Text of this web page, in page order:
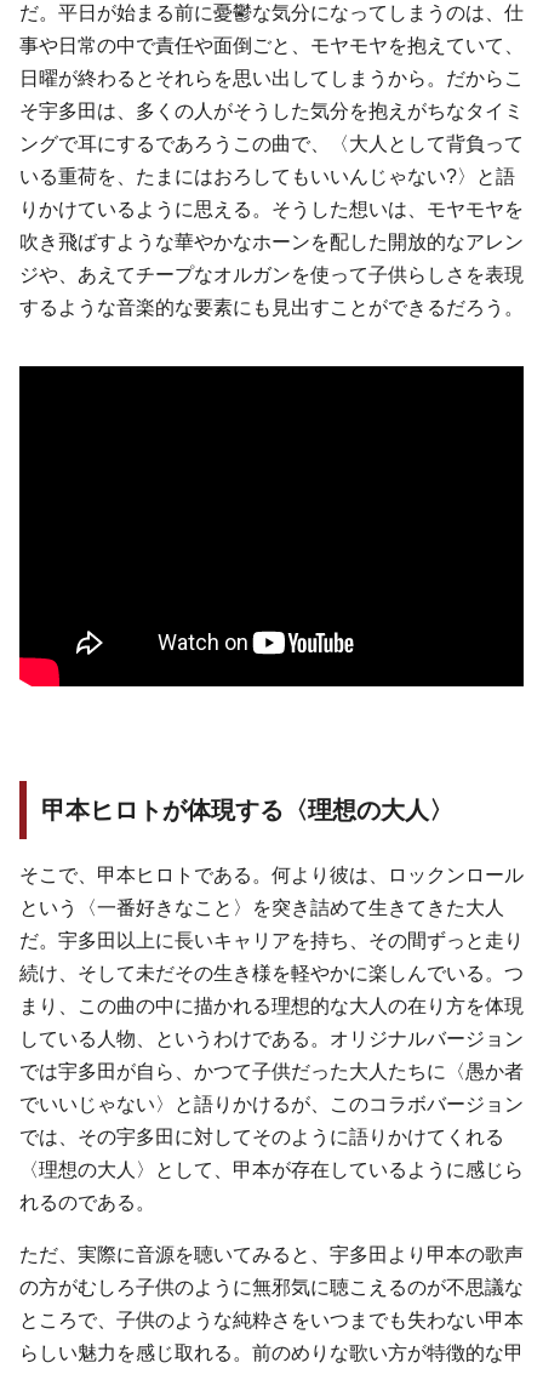
だ。平日が始まる前に憂鬱な気分になってしまうのは、仕
事や日常の中で責任や面倒ごと、モヤモヤを抱えていて、
日曜が終わるとそれらを思い出してしまうから。だからこ
そ宇多田は、多くの人がそうした気分を抱えがちなタイミ
ングで耳にするであろうこの曲で、〈大人として背負って
いる重荷を、たまにはおろしてもいいんじゃない?〉と語
りかけているように思える。そうした想いは、モヤモヤを
吹き飛ばすような華やかなホーンを配した開放的なアレン
ジや、あえてチープなオルガンを使って子供らしさを表現
するような音楽的な要素にも見出すことができるだろう。
甲本ヒロトが体現する〈理想の大人〉
そこで、甲本ヒロトである。何より彼は、ロックンロール
という〈一番好きなこと〉を突き詰めて生きてきた大人
だ。宇多田以上に長いキャリアを持ち、その間ずっと走り
続け、そして未だその生き様を軽やかに楽しんでいる。つ
まり、この曲の中に描かれる理想的な大人の在り方を体現
している人物、というわけである。オリジナルバージョン
では宇多田が自ら、かつて子供だった大人たちに〈愚か者
でいいじゃない〉と語りかけるが、このコラボバージョン
では、その宇多田に対してそのように語りかけてくれる
〈理想の大人〉として、甲本が存在しているように感じら
れるのである。
ただ、実際に音源を聴いてみると、宇多田より甲本の歌声
の方がむしろ子供のように無邪気に聴こえるのが不思議な
ところで、子供のような純粋さをいつまでも失わない甲本
らしい魅力を感じ取れる。前のめりな歌い方が特徴的な甲